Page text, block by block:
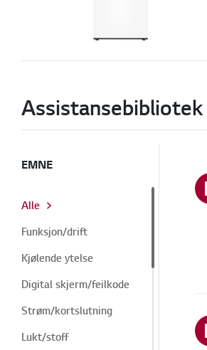
Assistansebibliotek
EMNE
Alle
Funksjon/drift
Kjølende ytelse
Digital skjerm/feilkode
Strøm/kortslutning
Lukt/stoff